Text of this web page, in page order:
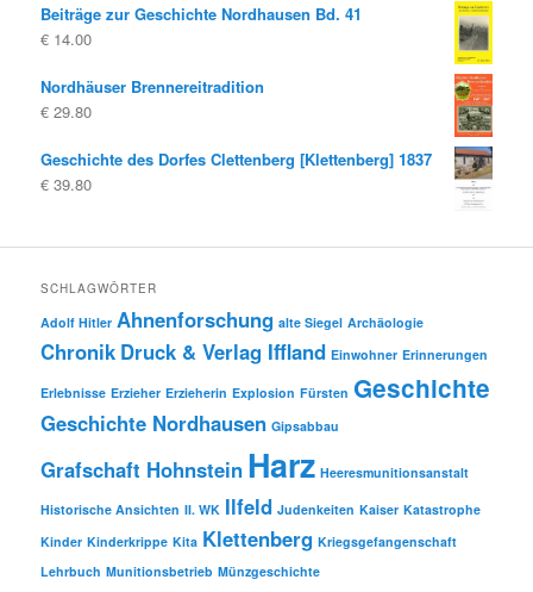
Beiträge zur Geschichte Nordhausen Bd. 41
€ 14.00
Nordhäuser Brennereitradition
€ 29.80
Geschichte des Dorfes Clettenberg [Klettenberg] 1837
€ 39.80
SCHLAGWÖRTER
Adolf Hitler Ahnenforschung alte Siegel Archäologie
Chronik Druck & Verlag Iffland Einwohner Erinnerungen
Erlebnisse Erzieher Erzieherin Explosion Fürsten Geschichte
Geschichte Nordhausen Gipsabbau
Grafschaft Hohnstein Harz Heeresmunitionsanstalt
Historische Ansichten II. WK Ilfeld Judenkeiten Kaiser Katastrophe
Kinder Kinderkrippe Kita Klettenberg Kriegsgefangenschaft
Lehrbuch Munitionsbetrieb Münzgeschichte